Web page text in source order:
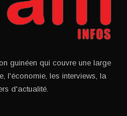
guinéen qui couvre une large
l'économie, les interviews, la
d'actualité.